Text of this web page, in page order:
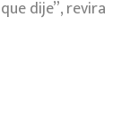
dije”, revira